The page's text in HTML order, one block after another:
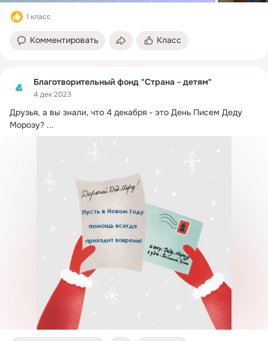
1 класс
Комментировать Класс
Благотворительный фонд "Страна - детям"
4 дек 2023
Друзья, а вы знали, что 4 декабря - это День Писем Деду
Морозу? ...